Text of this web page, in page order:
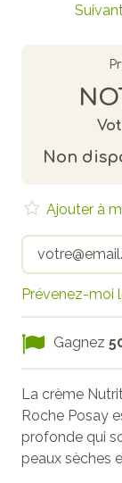
Non
Prévenez-moi
Ajouter à
Gagnez
La crème
Roche Posay
profonde qui
peaux sèches